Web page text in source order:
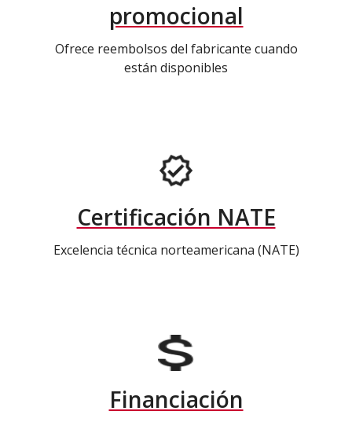
promocional
Ofrece reembolsos del fabricante cuando
están disponibles
Certificación NATE
Excelencia técnica norteamericana (NATE)
Financiación